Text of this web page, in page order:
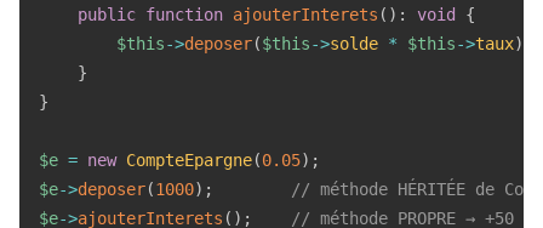
public function ajouterInterets ( ) : void
{
$this->deposer($this->solde * $this->taux)
}
}
$e = new CompteEpargne(0.05) ;
$e->deposer(1000) ;
// méthode HÉRITÉE de
$e->ajouterInterets ( ) ;
// méthode PROPRE → +50